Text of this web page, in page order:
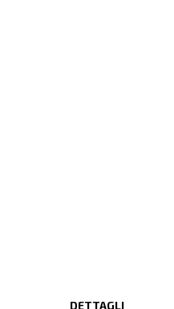
DETTAGLI